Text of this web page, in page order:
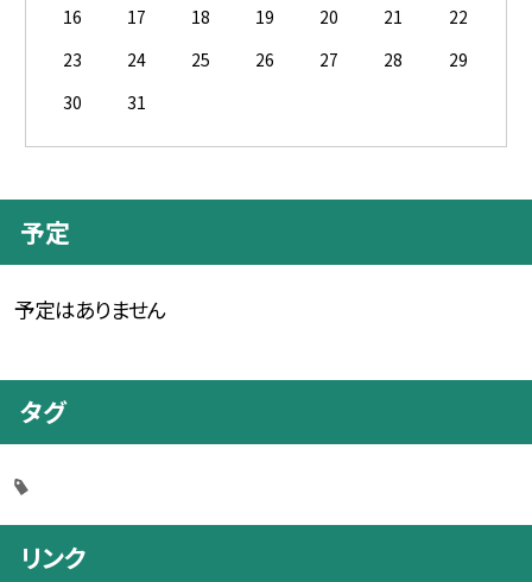
16
17 18 19 20 21
22
23
24 25 26 27 28
29
30
31
予定
予定はありません
タグ
リンク